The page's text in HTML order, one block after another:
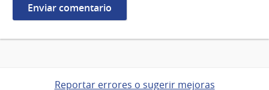
Reportar errores o sugerir mejoras